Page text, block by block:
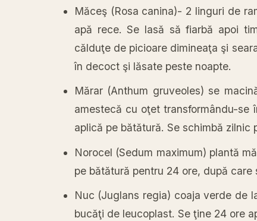
Măceş (Rosa canina)- 2 linguri de
apă rece. Se lasă să fiarbă apoi
călduţe de picioare dimineaţa şi
în decoct şi lăsate peste noapte.
Mărar (Anthum gruveoles) se
amestecă cu oţet transformându-
aplică pe bătătură. Se schimbă zilnic
Norocel (Sedum maximum) plantă
pe bătătură pentru 24 ore, după care
Nuc (Juglans regia) coaja verde de
bucăţi de leucoplast. Se ţine 24 ore